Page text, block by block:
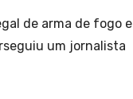
de arma de fogo e
um jornalista